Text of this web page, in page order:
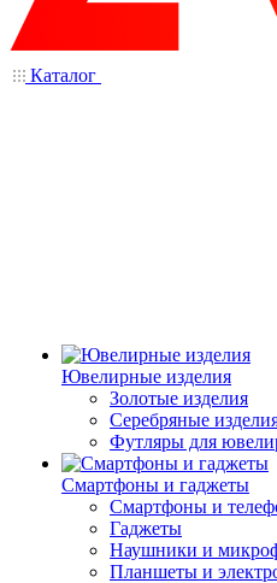
Каталог
Ювелирные изделия
Золотые изделия
Серебряные
Футляры для
Смартфоны и гаджеты
Смартфоны и
Гаджеты
Наушники и
Планшеты и